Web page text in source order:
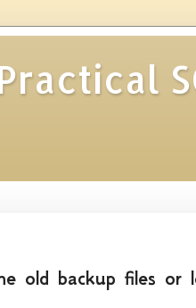
old backup files or